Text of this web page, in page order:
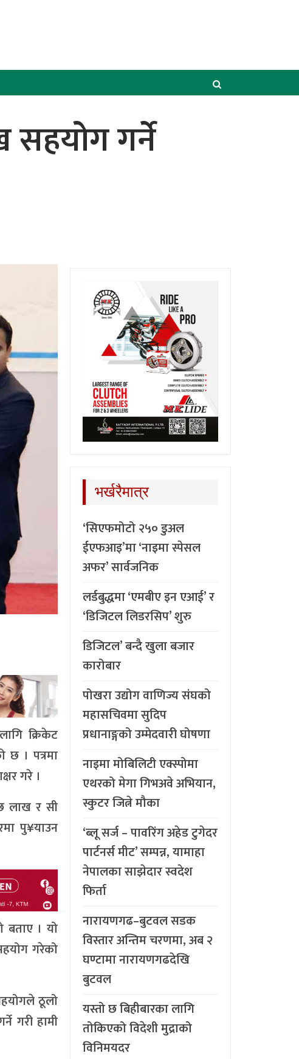
गर्ने
क्रिकेट
छ । पत्रमा
गरे ।
लाख र सी
पु¥याउन
बताए । यो
गरेको
ठूलो
गरी हामी
भर्खरैमात्र
‘सिएफमोटो २५० डुअल
ईएफआइ’मा ‘नाइमा स्पेसल
अफर’ सार्वजनिक
लर्डबुद्धमा ‘एमबीए इन एआई’ र
‘डिजिटल लिडरसिप’ शुरु
डिजिटल’ बन्दै खुला बजार
कारोबार
पोखरा उद्योग वाणिज्य संघको
महासचिवमा सुदिप
प्रधानाङ्गको उम्मेदवारी घोषणा
नाइमा मोबिलिटी एक्स्पोमा
एथरको मेगा गिभअवे अभियान,
स्कुटर जित्ने मौका
‘ब्लू सर्ज – पावरिंग अहेड टुगेदर
पार्टनर्स मीट’ सम्पन्न, यामाहा
नेपालका साझेदार स्वदेश
फिर्ता
नारायणगढ–बुटवल सडक
विस्तार अन्तिम चरणमा, अब २
घण्टामा नारायणगढदेखि
बुटवल
यस्तो छ बिहीबारका लागि
तोकिएको विदेशी मुद्राको
विनिमयदर